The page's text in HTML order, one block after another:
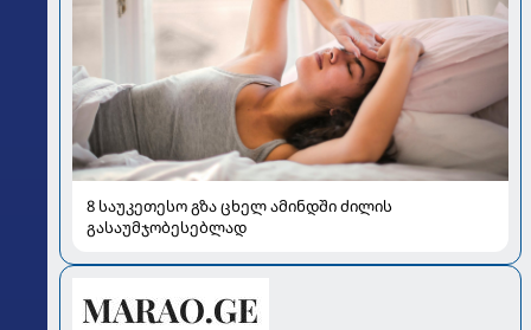
8 საუკეთესო გზა ცხელ ამინდში ძილის
გასაუმჯობესებლად